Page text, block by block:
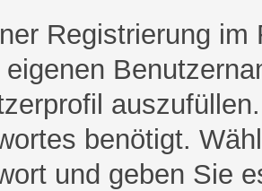
Registrierung
eigenen
benötigt.
und geben Sie